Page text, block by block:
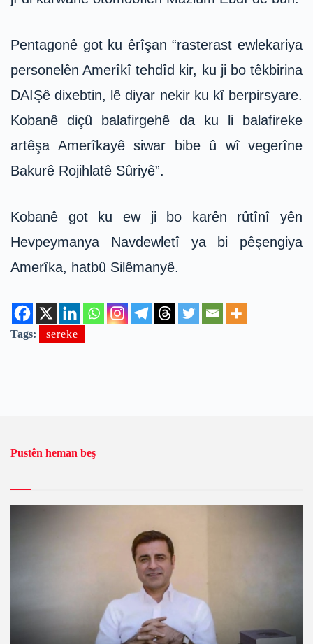
Pentagonê got ku êrîşan “rasterast ewlekariya
personelên Amerîkî tehdîd kir, ku ji bo têkbirina
DAIŞê dixebtin, lê diyar nekir ku kî berpirsyare.
Kobanê diçû balafirgehê da ku li balafireke
artêşa Amerîkayê siwar bibe û wî vegerîne
Bakurê Rojihlatê Sûriyê”.
Kobanê got ku ew ji bo karên rûtînî yên
Hevpeymanya Navdewletî ya bi pêşengiya
Amerîka, hatbû Silêmanyê.
Tags: sereke
Pustên heman beş